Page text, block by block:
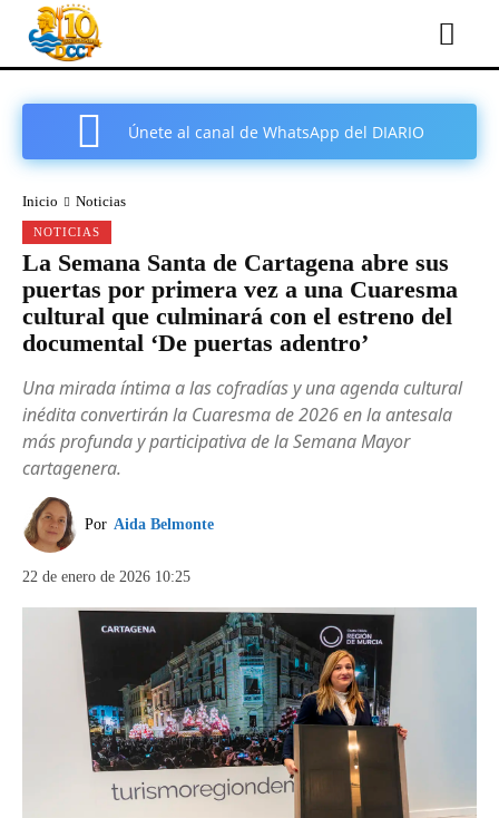
Únete al canal de WhatsApp del DIARIO
Inicio Noticias
NOTICIAS
La Semana Santa de Cartagena abre sus
puertas por primera vez a una Cuaresma
cultural que culminará con el estreno del
documental ‘De puertas adentro’
Una mirada íntima a las cofradías y una agenda cultural
inédita convertirán la Cuaresma de 2026 en la antesala
más profunda y participativa de la Semana Mayor
cartagenera.
Por Aida Belmonte
22 de enero de 2026 10:25